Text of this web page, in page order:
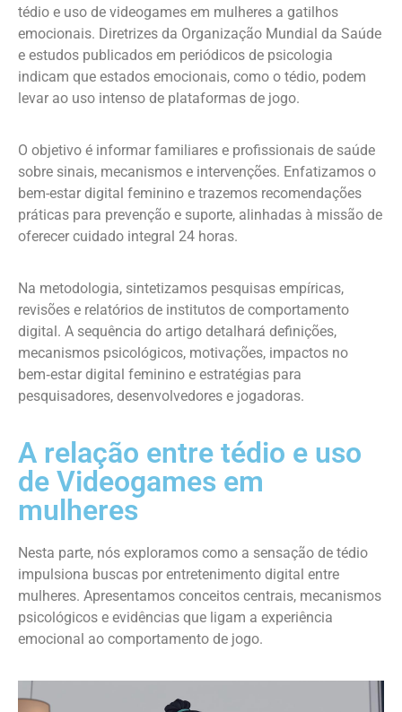
tédio e uso de videogames em mulheres a gatilhos
emocionais. Diretrizes da Organização Mundial da Saúde
e estudos publicados em periódicos de psicologia
indicam que estados emocionais, como o tédio, podem
levar ao uso intenso de plataformas de jogo.
O objetivo é informar familiares e profissionais de saúde
sobre sinais, mecanismos e intervenções. Enfatizamos o
bem-estar digital feminino e trazemos recomendações
práticas para prevenção e suporte, alinhadas à missão de
oferecer cuidado integral 24 horas.
Na metodologia, sintetizamos pesquisas empíricas,
revisões e relatórios de institutos de comportamento
digital. A sequência do artigo detalhará definições,
mecanismos psicológicos, motivações, impactos no
bem‑estar digital feminino e estratégias para
pesquisadores, desenvolvedores e jogadoras.
A relação entre tédio e uso
de Videogames em
mulheres
Nesta parte, nós exploramos como a sensação de tédio
impulsiona buscas por entretenimento digital entre
mulheres. Apresentamos conceitos centrais, mecanismos
psicológicos e evidências que ligam a experiência
emocional ao comportamento de jogo.